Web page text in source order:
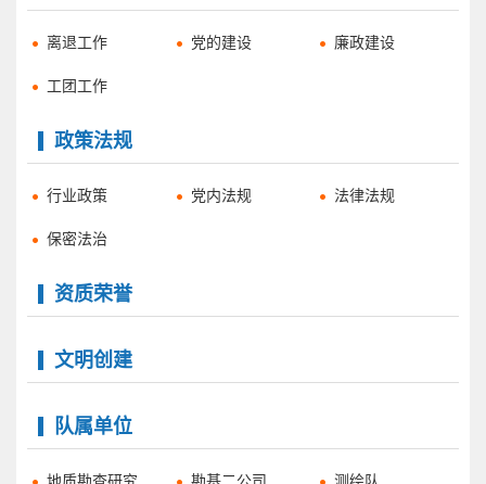
离退工作 党的建设 廉政建设
工团工作
政策法规
行业政策 党内法规 法律法规
保密法治
资质荣誉
文明创建
队属单位